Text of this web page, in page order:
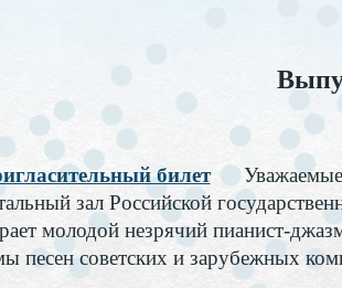
билет
зал Российской
молодой незрячий пианист-
песен советских и зарубежных